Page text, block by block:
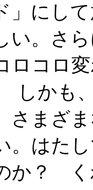
」にし
い。さ
ロコロ
しかも
さまざ
。はた
か？ く